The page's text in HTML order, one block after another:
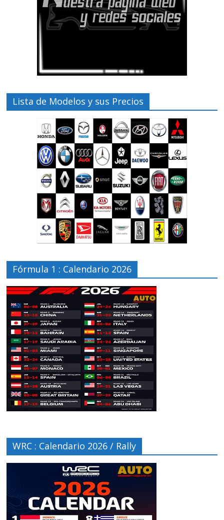
Lista de Modelos y sus Precios
Fórmula 1 : Calendario 2026
WRC : Calendario 2026 / Rally